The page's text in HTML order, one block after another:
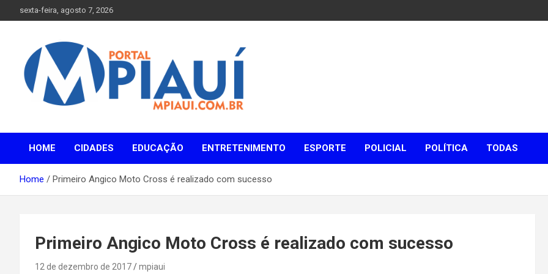
to
sexta-feira, agosto 7, 2026
Portal MPiauí
Parnaíba
HOME
CIDADES EDUCAÇÃO ENTRETENIMENTO ESPORTE POLICIAL POLÍTICA TODAS
Home Primeiro Angico Moto Cross é realizado com sucesso
Primeiro Angico Moto Cross é realizado com sucesso
12 de dezembro de 2017 mpiaui